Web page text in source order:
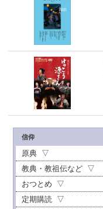
信仰
原典
教典・教祖伝など
おつとめ
定期購読